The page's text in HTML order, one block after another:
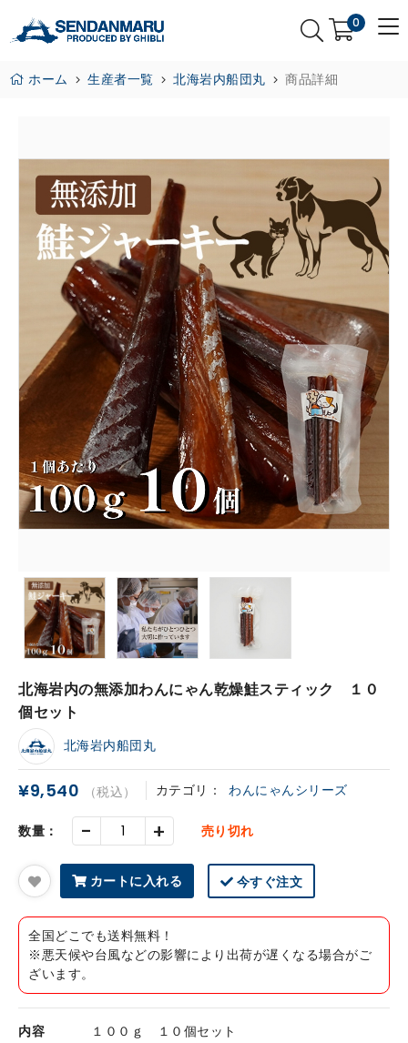
0
ホーム 生産者一覧 北海岩内船団丸 商品詳細
北海岩内の無添加わんにゃん乾燥鮭スティック １０
個セット
北海岩内船団丸
¥9,540 （税込） カテゴリ： わんにゃんシリーズ
数量： - + 売り切れ
カートに入れる 今すぐ注文
全国どこでも送料無料！
※悪天候や台風などの影響により出荷が遅くなる場合がご
ざいます。
内容 １００ｇ １０個セット